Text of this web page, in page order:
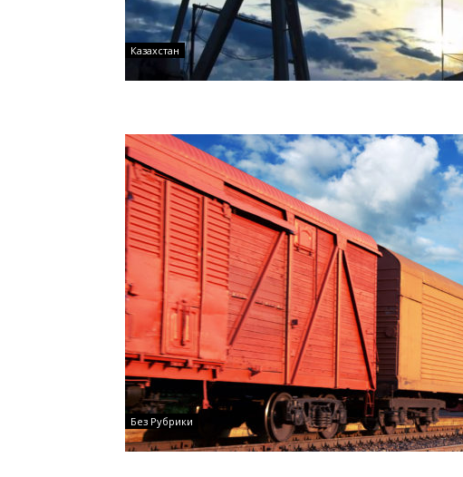
Казахстан
Без Рубрики